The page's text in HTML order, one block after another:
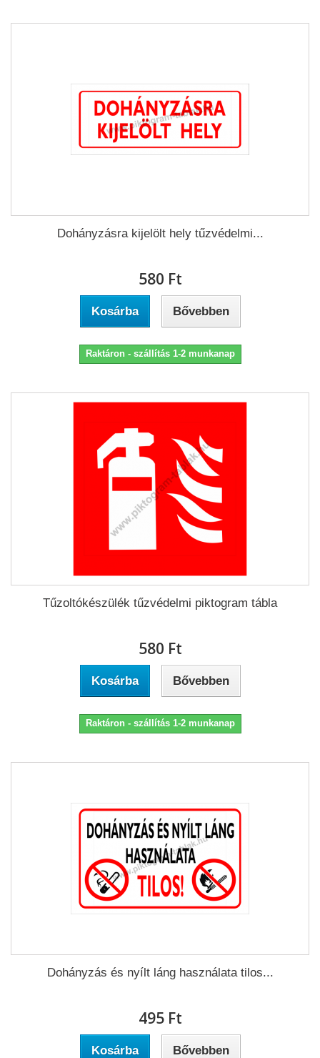
Dohányzásra kijelölt hely tűzvédelmi...
580 Ft‎
Kosárba Bővebben
Raktáron - szállítás 1-2 munkanap
Tűzoltókészülék tűzvédelmi piktogram tábla
580 Ft‎
Kosárba Bővebben
Raktáron - szállítás 1-2 munkanap
Dohányzás és nyílt láng használata tilos...
495 Ft‎
Kosárba Bővebben